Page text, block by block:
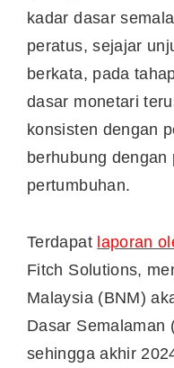
kadar dasar
peratus, sejajar
berkata, pada
dasar monetari
konsisten dengan
berhubung
pertumbuhan.
Terdapat laporan
Fitch Solutions,
Malaysia (BNM)
Dasar Semalaman
sehingga akhir